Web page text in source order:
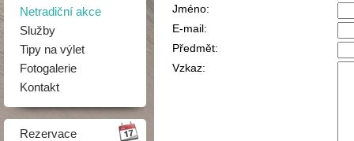
Netradiční akce
Služby
Tipy na výlet
Fotogalerie
Kontakt
Rezervace
Jméno:
E-mail:
Předmět:
Vzkaz: